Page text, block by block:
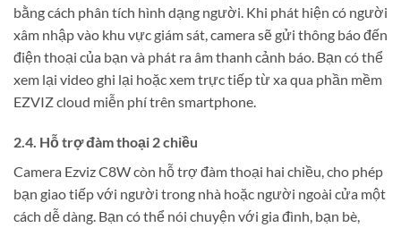
bằng cách phân tích hình dạng người. Khi phát hiện có người
xâm nhập vào khu vực giám sát, camera sẽ gửi thông báo đến
điện thoại của bạn và phát ra âm thanh cảnh báo. Bạn có thể
xem lại video ghi lại hoặc xem trực tiếp từ xa qua phần mềm
EZVIZ cloud miễn phí trên smartphone.
2.4. Hỗ trợ đàm thoại 2 chiều
Camera Ezviz C8W còn hỗ trợ đàm thoại hai chiều, cho phép
bạn giao tiếp với người trong nhà hoặc người ngoài cửa một
cách dễ dàng. Bạn có thể nói chuyện với gia đình, bạn bè,